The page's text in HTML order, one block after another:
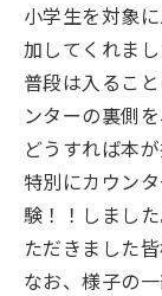
小学生を対象
加してくれまし
普段は入るこ
ンターの裏側
どうすれば本
特別にカウン
験！！しまし
ただきました
なお、様子の